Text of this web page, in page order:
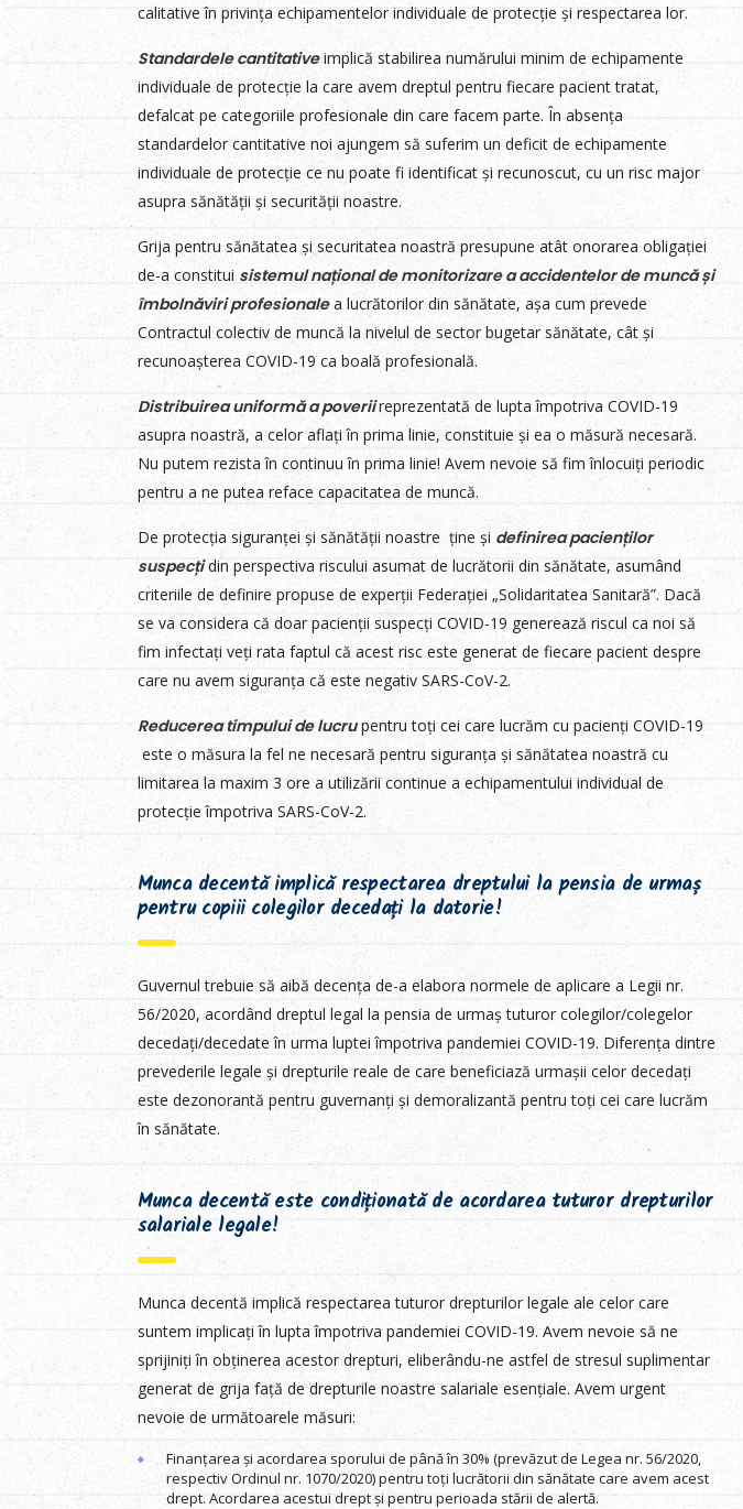
calitative în privința echipamentelor individuale de protecție și respectarea lor.
Standardele cantitativeimplică stabilirea numărului minim de echipamente
individuale de protecție la care avem dreptul pentru fiecare pacient tratat,
defalcat pe categoriile profesionale din care facem parte. În absența
standardelor cantitative noi ajungem să suferim un deficit de echipamente
individuale de protecție ce nu poate fi identificat și recunoscut, cu un risc major
asupra sănătății și securității noastre.
Grija pentru sănătatea și securitatea noastră presupune atât onorarea obligației
de-a constitui sistemul național de monitorizare a accidentelor de muncă și
îmbolnăviri profesionalea lucrătorilor din sănătate, așa cum prevede
Contractul colectiv de muncă la nivelul de sector bugetar sănătate, cât și
recunoașterea COVID-19 ca boală profesională.
Distribuirea uniformă a poveriireprezentată de lupta împotriva COVID-19
asupra noastră, a celor aflați în prima linie, constituie și ea o măsură necesară.
Nu putem rezista în continuu în prima linie! Avem nevoie să fim înlocuiți periodic
pentru a ne putea reface capacitatea de muncă.
De protecția siguranței și sănătății noastre ține și definirea pacienților
suspecțidin perspectiva riscului asumat de lucrătorii din sănătate, asumând
criteriile de definire propuse de experții Federației „Solidaritatea Sanitară”. Dacă
se va considera că doar pacienții suspecți COVID-19 generează riscul ca noi să
fim infectați veți rata faptul că acest risc este generat de fiecare pacient despre
care nu avem siguranța că este negativ SARS-CoV-2.
Reducerea timpului de lucrupentru toți cei care lucrăm cu pacienți COVID-19
este o măsura la fel ne necesară pentru siguranța și sănătatea noastră cu
limitarea la maxim 3 ore a utilizării continue a echipamentului individual de
protecție împotriva SARS-CoV-2.
Munca decentă implică respectarea dreptului la pensia de urmaș
pentru copiii colegilor decedați la datorie!
Guvernul trebuie să aibă decența de-a elabora normele de aplicare a Legii nr.
56/2020, acordând dreptul legal la pensia de urmaș tuturor colegilor/colegelor
decedați/decedate în urma luptei împotriva pandemiei COVID-19. Diferența dintre
prevederile legale și drepturile reale de care beneficiază urmașii celor decedați
este dezonorantă pentru guvernanți și demoralizantă pentru toți cei care lucrăm
în sănătate.
Munca decentă este condiționată de acordarea tuturor drepturilor
salariale legale!
Munca decentă implică respectarea tuturor drepturilor legale ale celor care
suntem implicați în lupta împotriva pandemiei COVID-19. Avem nevoie să ne
sprijiniți în obținerea acestor drepturi, eliberându-ne astfel de stresul suplimentar
generat de grija față de drepturile noastre salariale esențiale. Avem urgent
nevoie de următoarele măsuri:
Finanțarea și acordarea sporului de până în 30% (prevăzut de Legea nr. 56/2020,
respectiv Ordinul nr. 1070/2020) pentru toți lucrătorii din sănătate care avem acest
drept. Acordarea acestui drept și pentru perioada stării de alertă.